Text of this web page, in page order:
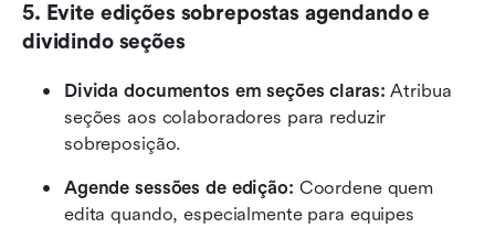
5. Evite edições sobrepostas agendando e
dividindo seções
Divida documentos em seções claras: Atribua
seções aos colaboradores para reduzir
sobreposição.
Agende sessões de edição: Coordene quem
edita quando, especialmente para equipes